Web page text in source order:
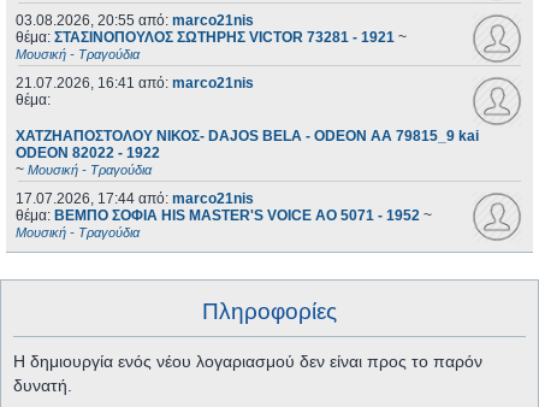
03.08.2026, 20:55 από: marco21nis
θέμα: ΣΤΑΣΙΝΟΠΟΥΛΟΣ ΣΩΤΗΡΗΣ VICTOR 73281 - 1921 ~
Μουσική - Τραγούδια
21.07.2026, 16:41 από: marco21nis
θέμα:
ΧΑΤΖΗΑΠΟΣΤΟΛΟΥ ΝΙΚΟΣ- DAJOS BELA - ODEON AA 79815_9 kai
ODEON 82022 - 1922
~ Μουσική - Τραγούδια
17.07.2026, 17:44 από: marco21nis
θέμα: ΒΕΜΠΟ ΣΟΦΙΑ HIS MASTER'S VOICE AO 5071 - 1952 ~
Μουσική - Τραγούδια
Πληροφορίες
Η δημιουργία ενός νέου λογαριασμού δεν είναι προς το παρόν
δυνατή.